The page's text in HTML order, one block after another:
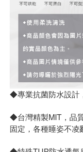
◆專業抗菌防水設計
◆台灣精製MIT，品
固定，各種睡姿不凌